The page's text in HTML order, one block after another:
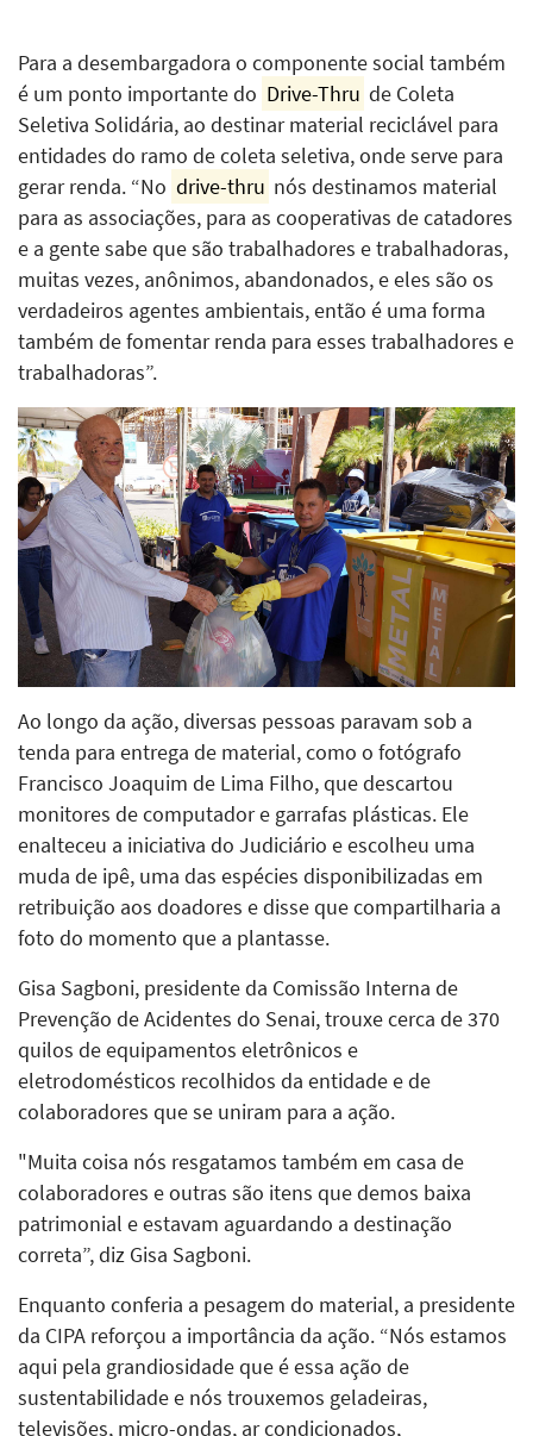
Para a desembargadora o componente social também
é um ponto importante do Drive-Thru de Coleta
Seletiva Solidária, ao destinar material reciclável para
entidades do ramo de coleta seletiva, onde serve para
gerar renda. “No drive-thru nós destinamos material
para as associações, para as cooperativas de catadores
e a gente sabe que são trabalhadores e trabalhadoras,
muitas vezes, anônimos, abandonados, e eles são os
verdadeiros agentes ambientais, então é uma forma
também de fomentar renda para esses trabalhadores e
trabalhadoras”.
Ao longo da ação, diversas pessoas paravam sob a
tenda para entrega de material, como o fotógrafo
Francisco Joaquim de Lima Filho, que descartou
monitores de computador e garrafas plásticas. Ele
enalteceu a iniciativa do Judiciário e escolheu uma
muda de ipê, uma das espécies disponibilizadas em
retribuição aos doadores e disse que compartilharia a
foto do momento que a plantasse.
Gisa Sagboni, presidente da Comissão Interna de
Prevenção de Acidentes do Senai, trouxe cerca de 370
quilos de equipamentos eletrônicos e
eletrodomésticos recolhidos da entidade e de
colaboradores que se uniram para a ação.
"Muita coisa nós resgatamos também em casa de
colaboradores e outras são itens que demos baixa
patrimonial e estavam aguardando a destinação
correta”, diz Gisa Sagboni.
Enquanto conferia a pesagem do material, a presidente
da CIPA reforçou a importância da ação. “Nós estamos
aqui pela grandiosidade que é essa ação de
sustentabilidade e nós trouxemos geladeiras,
televisões, micro-ondas, ar condicionados,